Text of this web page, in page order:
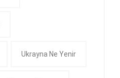
Ukrayna Ne Yenir